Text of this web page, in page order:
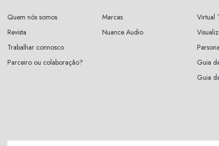
Quem nós somos
Revista
Trabalhar connosco
Parceiro ou colaboração?
Marcas
Nuance Audio
Virtual
Guia
Guia